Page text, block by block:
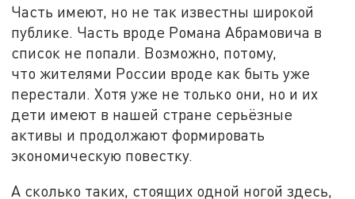
Часть имеют, но не так известны широкой
публике. Часть вроде Романа Абрамовича в
список не попали. Возможно, потому,
что жителями России вроде как быть уже
перестали. Хотя уже не только они, но и их
дети имеют в нашей стране серьёзные
активы и продолжают формировать
экономическую повестку.
А сколько таких, стоящих одной ногой здесь,